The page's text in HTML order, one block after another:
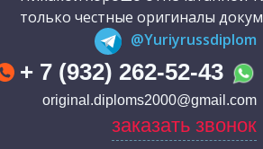
только честные оригиналы
@Yuriyrussdiplom
+ 7 (932) 262-52-43
original.diploms2000@gmail.com
заказать звонок